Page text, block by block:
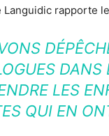
Languidic rapporte
DANS
LES
QUI EN